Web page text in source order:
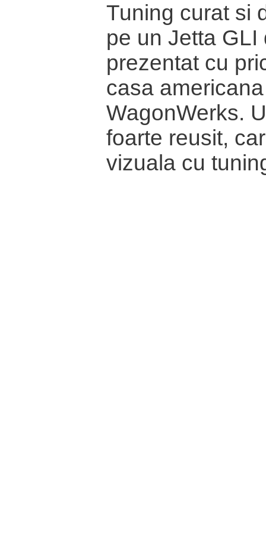
Tuning curat si
pe un Jetta GLI
prezentat cu
casa americana
WagonWerks.
foarte reusit,
vizuala cu